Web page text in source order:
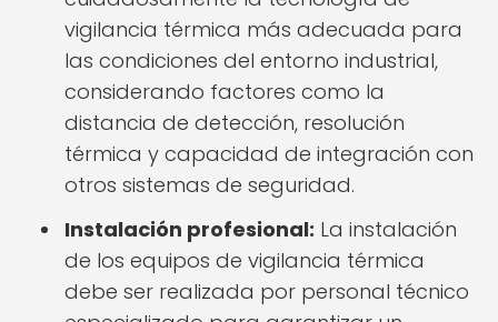
vigilancia térmica más adecuada para
las condiciones del entorno industrial,
considerando factores como la
distancia de detección, resolución
térmica y capacidad de integración con
otros sistemas de seguridad.
Instalación profesional: La instalación
de los equipos de vigilancia térmica
debe ser realizada por personal técnico